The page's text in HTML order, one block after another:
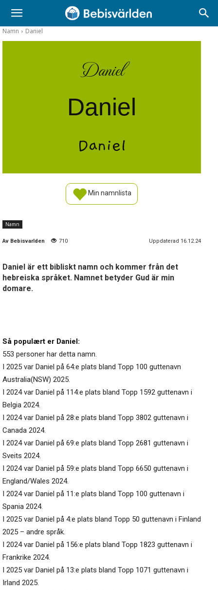
Namn Daniel
Daniel
Daniel
Daniel
Min namnlista
Namn
Av Bebisvarlden 710 Uppdaterad 16.12.24
Daniel är ett bibliskt namn och kommer från det
hebreiska språket. Namnet betyder Gud är min
domare.
Så populært er Daniel:
553 personer har detta namn.
I 2025 var Daniel på 64:e plats bland Topp 100 guttenavn
Australia(NSW) 2025.
I 2024 var Daniel på 114:e plats bland Topp 1592 guttenavn i
Belgia 2024.
I 2024 var Daniel på 28:e plats bland Topp 3802 guttenavn i
Canada 2024.
I 2024 var Daniel på 69:e plats bland Topp 2681 guttenavn i
Sveits 2024.
I 2024 var Daniel på 59:e plats bland Topp 6650 guttenavn i
England/Wales 2024.
I 2024 var Daniel på 11:e plats bland Topp 100 guttenavn i
Spania 2024.
I 2025 var Daniel på 4:e plats bland Topp 50 guttenavn i Finland
2025 – andre språk.
I 2024 var Daniel på 156:e plats bland Topp 1823 guttenavn i
Frankrike 2024.
I 2025 var Daniel på 13:e plats bland Topp 1071 guttenavn i
Irland 2025.